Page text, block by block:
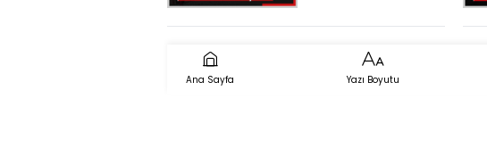
ortaya çıktı
Ana Sayfa Yazı Boyutu